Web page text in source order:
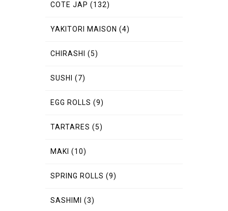
COTE JAP (132)
YAKITORI MAISON (4)
CHIRASHI (5)
SUSHI (7)
EGG ROLLS (9)
TARTARES (5)
MAKI (10)
SPRING ROLLS (9)
SASHIMI (3)